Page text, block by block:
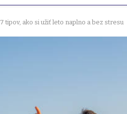
7 tipov, ako si užiť leto naplno a bez stresu